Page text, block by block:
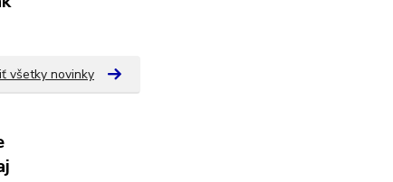
všetky novinky